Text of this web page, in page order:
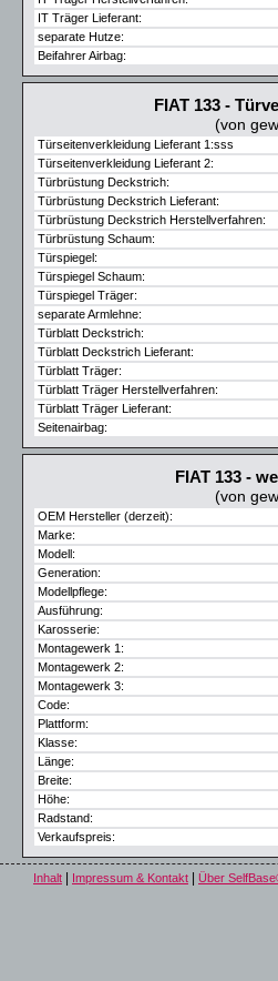
IT Träger Lieferant:
separate Hutze:
Beifahrer Airbag:
FIAT 133 -
(von
Türseitenverkleidung Lieferant 1:sss
Türseitenverkleidung Lieferant 2:
Türbrüstung Deckstrich:
Türbrüstung Deckstrich Lieferant:
Türbrüstung Deckstrich Herstellverfahren:
Türbrüstung Schaum:
Türspiegel:
Türspiegel Schaum:
Türspiegel Träger:
separate Armlehne:
Türblatt Deckstrich:
Türblatt Deckstrich Lieferant:
Türblatt Träger:
Türblatt Träger Herstellverfahren:
Türblatt Träger Lieferant:
Seitenairbag:
FIAT 133 -
(von
OEM Hersteller (derzeit):
Marke:
Modell:
Generation:
Modellpflege:
Ausführung:
Karosserie:
Montagewerk 1:
Montagewerk 2:
Montagewerk 3:
Code:
Plattform:
Klasse:
Länge:
Breite:
Höhe:
Radstand:
Verkaufspreis:
Inhalt Impressum & Kontakt Über